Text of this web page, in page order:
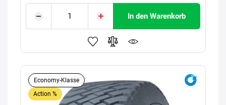
In den Warenkorb
Economy-Klasse
Action %